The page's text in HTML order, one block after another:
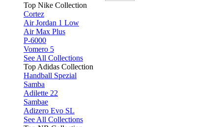
Top Nike Collection
Cortez
Air Jordan 1 Low
Air Max Plus
P-6000
Vomero 5
See All Collections
Top Adidas Collection
Handball Spezial
Samba
Adilette 22
Sambae
Adizero Evo SL
See All Collections